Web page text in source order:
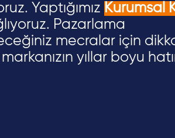
Yaptığımız Kurumsal
Pazarlama
mecralar için
yıllar boyu